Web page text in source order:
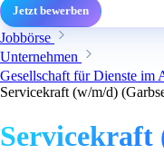
Jetzt bewerben
Jobbörse
Unternehmen
Gesellschaft für Dienste im
Servicekraft (w/m/d)
Servicekraft